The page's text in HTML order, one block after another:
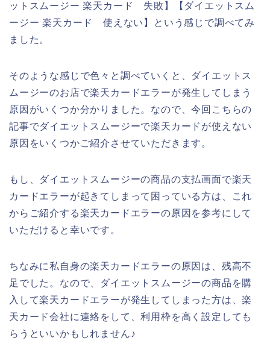
ットスムージー 楽天カード 失敗】【ダイエットスム
ージー 楽天カード 使えない】という感じで調べてみ
ました。
そのような感じで色々と調べていくと、ダイエットス
ムージーのお店で楽天カードエラーが発生してしまう
原因がいくつか分かりました。なので、今回こちらの
記事でダイエットスムージーで楽天カードが使えない
原因をいくつかご紹介させていただきます。
もし、ダイエットスムージーの商品の支払画面で楽天
カードエラーが起きてしまって困っている方は、これ
からご紹介する楽天カードエラーの原因を参考にして
いただけると幸いです。
ちなみに私自身の楽天カードエラーの原因は、残高不
足でした。なので、ダイエットスムージーの商品を購
入して楽天カードエラーが発生してしまった方は、楽
天カード会社に連絡をして、利用枠を高く設定しても
らうといいかもしれません♪